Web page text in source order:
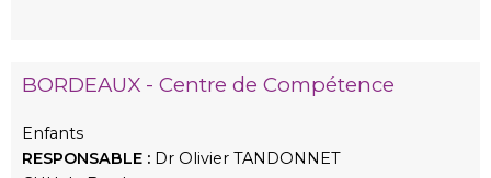
BORDEAUX - Centre de Compétence
Enfants
RESPONSABLE : Dr Olivier TANDONNET